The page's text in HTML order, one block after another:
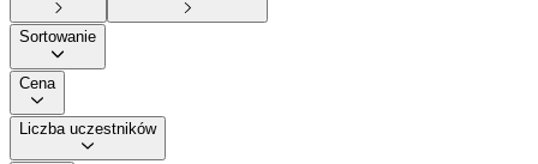
Sortowanie
Cena
Liczba uczestników